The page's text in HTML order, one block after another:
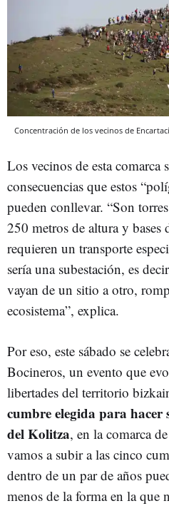
Concentración de los vecinos de
Los vecinos de esta comarca
consecuencias que estos
pueden conllevar. “Son
250 metros de altura y bases
requieren un transporte
sería una subestación, es
vayan de un sitio a otro,
ecosistema”, explica.
Por eso, este sábado se
Bocineros, un evento que
libertades del territorio
cumbre elegida para hacer
del Kolitza, en la comarca
vamos a subir a las cinco
dentro de un par de años
menos de la forma en la que